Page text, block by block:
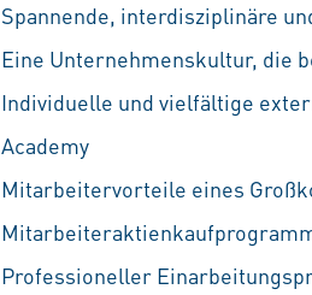
Spannende, interdisziplinäre
Eine Unternehmenskultur, die
Individuelle und vielfältige
Academy
Mitarbeitervorteile eines
Professioneller